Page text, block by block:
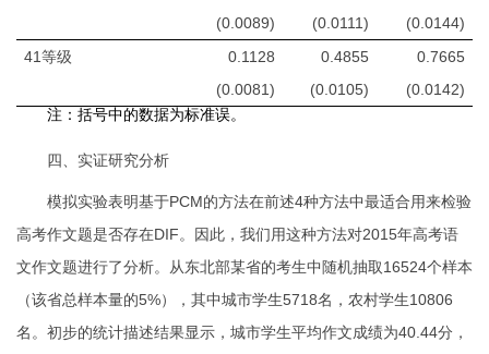
(0.0089)
(0.0111)
(0.0144)
41等级
0.1128 0.4855
0.7665
(0.0081)
(0.0105)
(0.0142)
注：括号中的数据为标准误。
四、实证研究分析
模拟实验表明基于PCM的方法在前述4种方法中最适合用来检验
高考作文题是否存在DIF。因此，我们用这种方法对2015年高考语
文作文题进行了分析。从东北部某省的考生中随机抽取16524个样本
（该省总样本量的5%），其中城市学生5718名，农村学生10806
名。初步的统计描述结果显示，城市学生平均作文成绩为40.44分，